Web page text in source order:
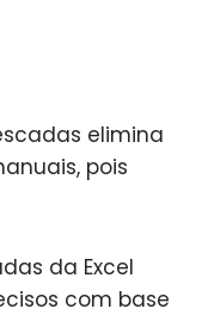
elimina
pois
da Excel
com base